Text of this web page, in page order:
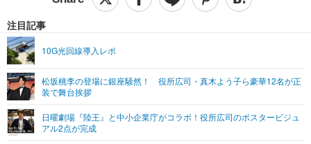
ショッピング その他
エンタメTOP 映画・ドラマ
グラビア
ショッピング その他
ライフTOP
その他
リリース一覧
プッシュ通知の停止方法
注目記事
10G光回線導入レポ
松坂桃李の登場に銀座騒然！ 役所広司・真木よう子ら豪華12名が正
装で舞台挨拶
日曜劇場『陸王』と中小企業庁がコラボ！役所広司のポスタービジュ
アル2点が完成